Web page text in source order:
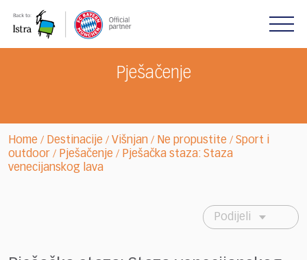
note:
Pješačenje
Home / Destinacije / Višnjan / Ne propustite / Sport i
outdoor / Pješačenje / Pješačka staza: Staza
venecijanskog lava
Podijeli